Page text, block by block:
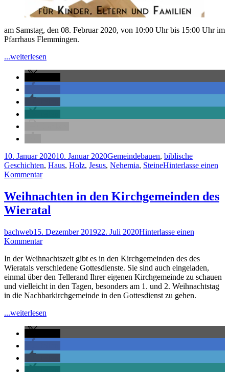
am Samstag, den 08. Februar 2020, von 10:00 Uhr bis 15:00 Uhr im
Pfarrhaus Flemmingen.
...weiterlesen
Veröffentlicht
am
10. Januar 202010. Januar 2020Kategorien
GemeindeSchlagwörter
bauen, biblische
Geschichten, Haus, Holz, Jesus, Nehemia, SteineHinterlasse einen
Kommentarzu
Weihnachten in den Kirchgemeinden des
Wieratal
Autor
bachwebVeröffentlicht
am
15. Dezember 201922. Juli 2020Hinterlasse einen
Kommentarzu
in
den
Kirchgemeinden
des
Wieratal
In der Weihnachtszeit gibt es in den Kirchgemeinden des des
Wieratals verschiedene Gottesdienste. Sie sind auch eingeladen,
einmal über den Tellerand Ihrer eigenen Kirchgemeinde zu schauen
und vielleicht in den Tagen, besonders am 1. und 2. Weihnachtstag
in die Nachbarkirchgemeinde in den Gottesdienst zu gehen.
...weiterlesen
den
Kirchgemeinden
des